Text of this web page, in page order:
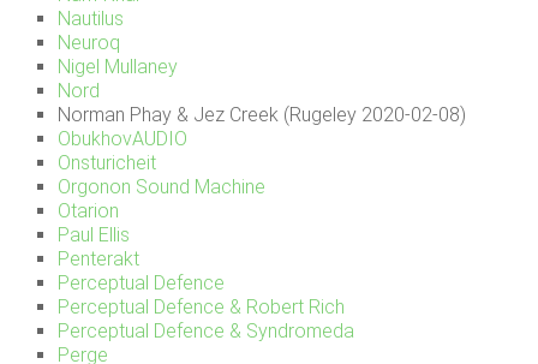
Nautilus
Neuroq
Nigel Mullaney
Nord
Norman Phay & Jez Creek (Rugeley 2020-02-08)
ObukhovAUDIO
Onsturicheit
Orgonon Sound Machine
Otarion
Paul Ellis
Penterakt
Perceptual Defence
Perceptual Defence & Robert Rich
Perceptual Defence & Syndromeda
Perge